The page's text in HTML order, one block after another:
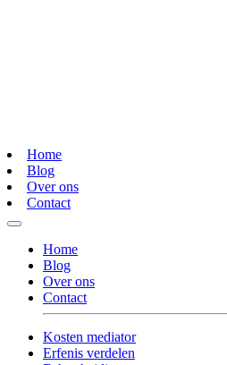
Home
Blog
Over ons
Contact
Home
Blog
Over ons
Contact
Kosten mediator
Erfenis verdelen